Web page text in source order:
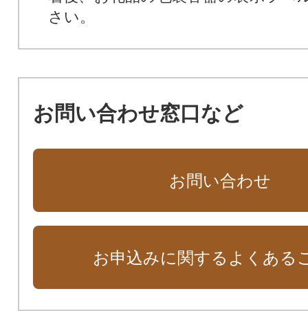
さい。
お問い合わせ窓口など
お問い合わせ
お申込みに関するよくある